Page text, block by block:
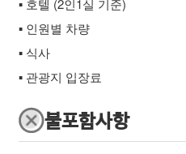
▪ 인원별 차량
▪ 식사
▪ 관광지 입장료
불포함사항